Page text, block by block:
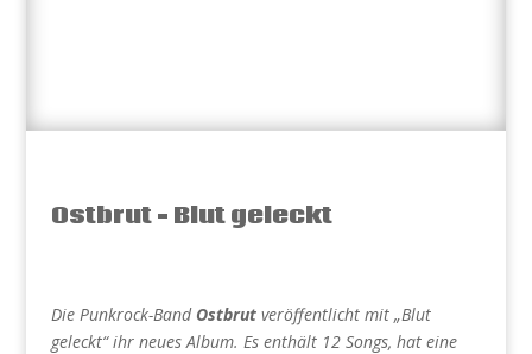
Ostbrut – Blut geleckt
Die Punkrock-Band Ostbrutveröffentlicht mit „Blut
geleckt“ ihr neues Album. Es enthält 12 Songs, hat eine